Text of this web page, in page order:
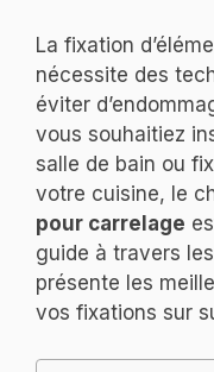
La fixation
nécessite des
éviter
vous souhaitiez
salle de bain ou
votre cuisine, le
pour carrelage
guide à travers
présente les
vos fixations sur